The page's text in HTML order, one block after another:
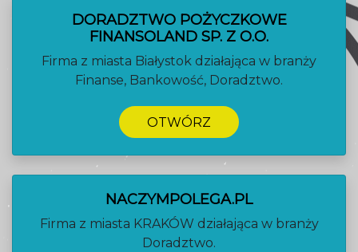
DORADZTWO POŻYCZKOWE
FINANSOLAND SP. Z O.O.
Firma z miasta Białystok działająca w branży
Finanse, Bankowość, Doradztwo.
OTWÓRZ
NACZYMPOLEGA.PL
Firma z miasta KRAKÓW działająca w branży
Doradztwo.